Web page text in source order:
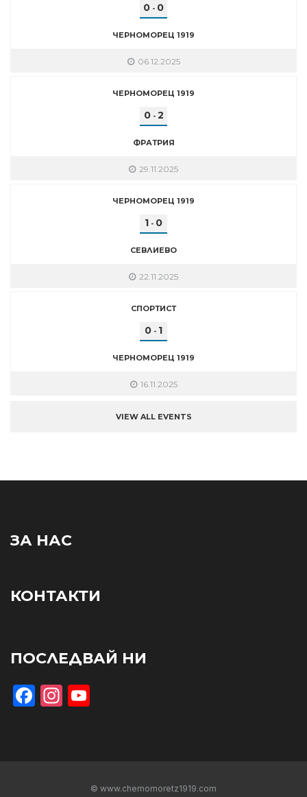
0 - 0
ЧЕРНОМОРЕЦ 1919
06.12.2025
ЧЕРНОМОРЕЦ 1919
0- 2
ФРАТРИЯ
29.11.2025
ЧЕРНОМОРЕЦ 1919
1 - 0
СЕВЛИЕВО
22.11.2025
СПОРТИСТ
0 - 1
ЧЕРНОМОРЕЦ 1919
16.11.2025
VIEW ALL EVENTS
ЗА НАС
КОНТАКТИ
ПОСЛЕДВАЙ НИ
Facebook
Instagram
© www.chernomoretz1919.com